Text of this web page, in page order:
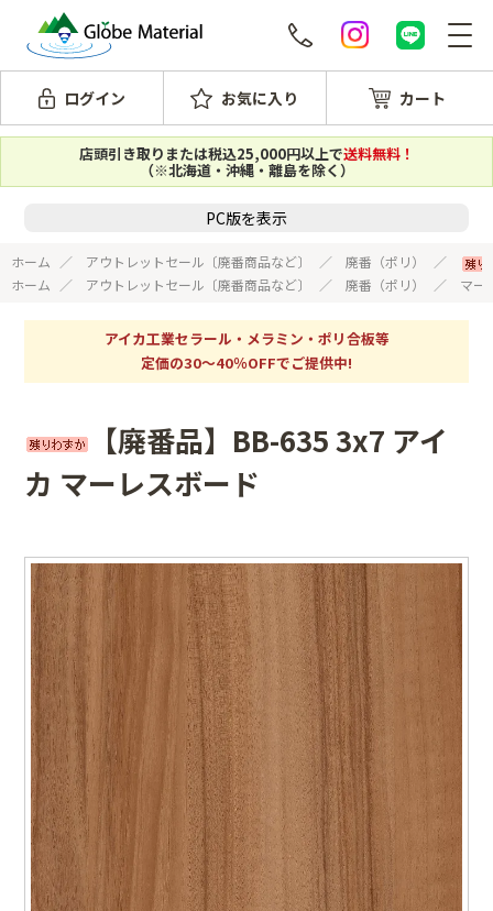
ログイン お気に入り カート
店頭引き取りまたは税込25,000円以上で送料無料！
（※北海道・沖縄・離島を除く）
PC版を表示
ホーム アウトレットセール〔廃番商品など〕
廃番（ポリ）
ホーム
アウトレットセール〔廃番商品など〕 廃番（ポリ） マー
アイカ工業セラール・メラミン・ポリ合板等
定価の30～40％OFFでご提供中!
【廃番品】BB-635 3x7 アイ
カ マーレスボード